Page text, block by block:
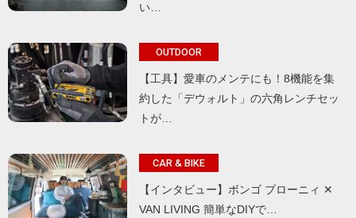
い…
OUTDOOR
【工具】愛車のメンテにも！8機能を集
約した「デウォルト」の六角レンチセッ
トが…
CAR & BIKE
【インタビュー】ボンゴ ブローニィ ✕
VAN LIVING 簡単なDIYで…